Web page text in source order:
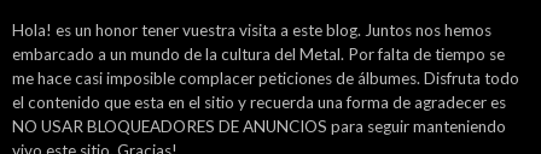
Hola! es un honor tener vuestra visita a este blog. Juntos nos hemos
embarcado a un mundo de la cultura del Metal. Por falta de tiempo se
me hace casi imposible complacer peticiones de álbumes. Disfruta todo
el contenido que esta en el sitio y recuerda una forma de agradecer es
NO USAR BLOQUEADORES DE ANUNCIOS para seguir manteniendo
vivo este sitio. Gracias!